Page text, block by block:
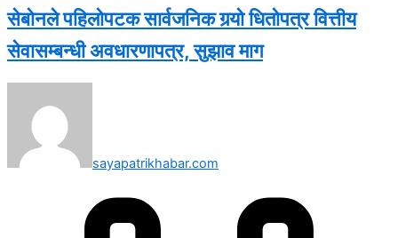
सेबोनले पहिलोपटक सार्वजनिक गर्‍यो धितोपत्र वित्तीय
सेवासम्बन्धी अवधारणापत्र, सुझाव माग
sayapatrikhabar.com